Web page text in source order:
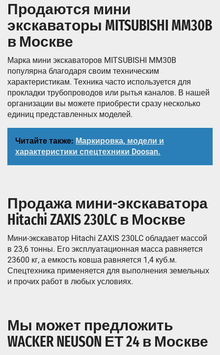
Продаются мини
экскаваторы MITSUBISHI MM30B
в Москве
Марка мини экскаваторов MITSUBISHI MM30B
популярна благодаря своим техническим
характеристикам. Техника часто используется для
прокладки трубопроводов или рытья каналов. В нашей
организации вы можете приобрести сразу несколько
единиц представленных моделей.
Читайте также: Маркировка, модели и
характеристики спецтехники Doosan.
Продажа мини-экскаватора
Hitachi ZAXIS 230LC в Москве
Мини-экскаватор Hitachi ZAXIS 230LC обладает массой
в 23,6 тонны. Его эксплуатационная масса равняется
23600 кг, а емкость ковша равняется 1,4 куб.м.
Спецтехника применяется для выполнения земельных
и прочих работ в любых условиях.
Мы может предложить
WACKER NEUSON ЕТ 24 в Москве